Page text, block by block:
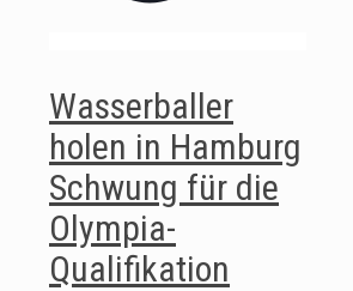
Wasserballer
holen in Hamburg
Schwung für die
Olympia-
Qualifikation